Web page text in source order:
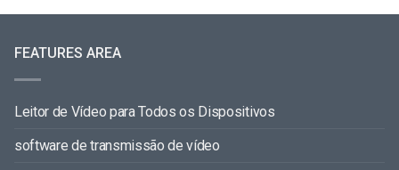
FEATURES AREA
Leitor de Vídeo para Todos os Dispositivos
software de transmissão de vídeo